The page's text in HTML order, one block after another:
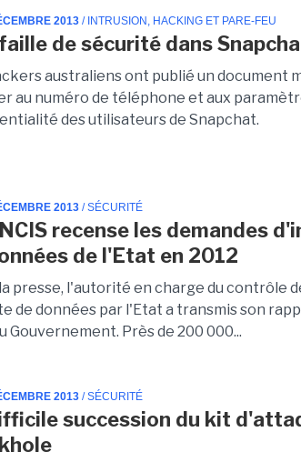
2013 / INTRUSION, HACKING ET PARE-FEU
de sécurité dans
australiens ont publié un document
au numéro de téléphone et aux
des utilisateurs de Snapchat.
2013 / SÉCURITÉ
recense les demandes
de l'Etat en 2012
presse, l'autorité en charge du contrôle
de données par l'Etat a transmis son
Gouvernement. Près de 200 000...
2013 / SÉCURITÉ
succession du kit